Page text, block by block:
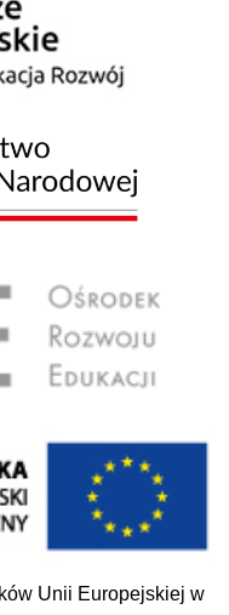
Unii Europejskiej w